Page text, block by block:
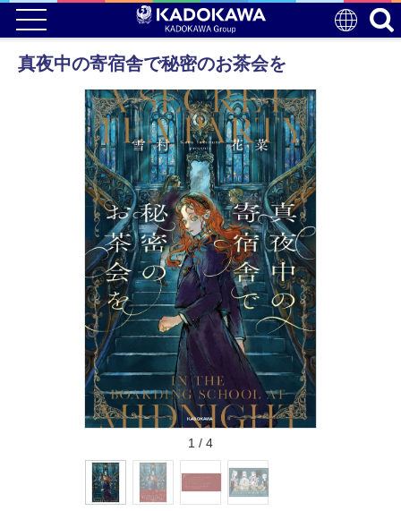
真夜中の寄宿舎で秘密のお茶会を
1 / 4